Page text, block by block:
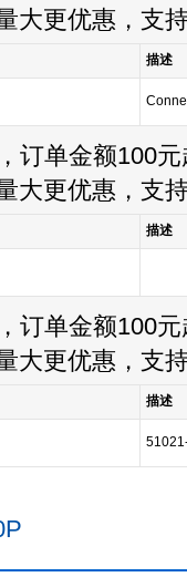
大更优惠，支
描述
订单金额100元
大更优惠，支
描述
订单金额100元
大更优惠，支
描述